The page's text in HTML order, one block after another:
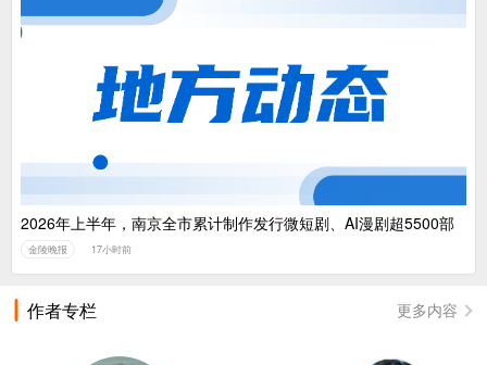
2026年上半年，南京全市累计制作发行微短剧、AI漫剧超5500部
金陵晚报 17小时前
作者专栏 更多内容